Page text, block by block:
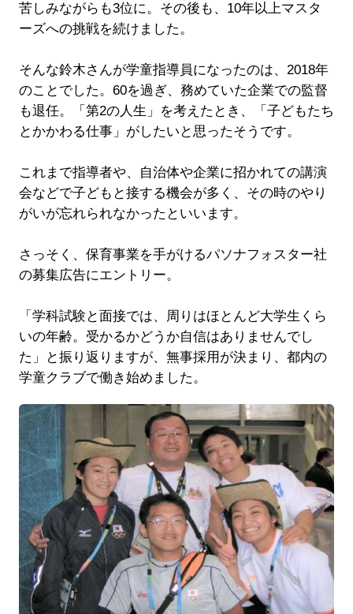
苦しみながらも3位に。その後も、10年以上マスタ
ーズへの挑戦を続けました。
そんな鈴木さんが学童指導員になったのは、2018年
のことでした。60を過ぎ、務めていた企業での監督
も退任。「第2の人生」を考えたとき、「子どもたち
とかかわる仕事」がしたいと思ったそうです。
これまで指導者や、自治体や企業に招かれての講演
会などで子どもと接する機会が多く、その時のやり
がいが忘れられなかったといいます。
さっそく、保育事業を手がけるパソナフォスター社
の募集広告にエントリー。
「学科試験と面接では、周りはほとんど大学生くら
いの年齢。受かるかどうか自信はありませんでし
た」と振り返りますが、無事採用が決まり、都内の
学童クラブで働き始めました。